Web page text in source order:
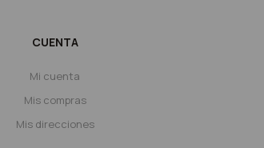
CUENTA
Mi cuenta
Mis compras
Mis direcciones